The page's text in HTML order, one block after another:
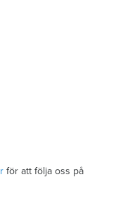
för att följa oss på